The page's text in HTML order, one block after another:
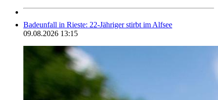
Badeunfall in Rieste: 22-Jähriger stirbt im Alfsee
09.08.2026 13:15